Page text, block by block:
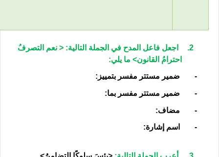
2.
اجعل فاعل المدح في الجملة التالية: < نعم التصرفُ
احترامُ القانون> ما يلي:
- ضمير مستتر مفسر بتمييز:
- ضمير مستتر مفسر بما:
- مضاف:
- اسم إشارة: